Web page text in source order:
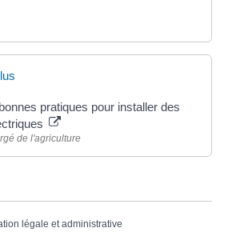
pratiques pour installer des
de l'agriculture
légale et administrative